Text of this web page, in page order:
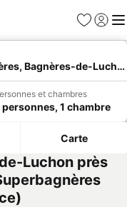
Favoris
Se
Bagnères-de-
et chambres
personnes, 1 chambre
Carte
Luchon près